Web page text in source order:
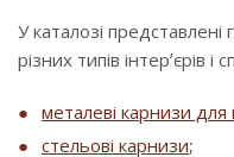
У каталозі представлені
різних типів інтер’єрів і
металеві карнизи
стельові карнизи;